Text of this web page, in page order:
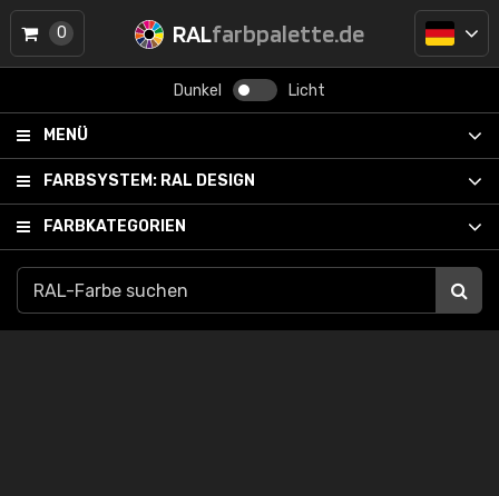
RALfarbpalette.de
Dunkel Licht
MENÜ
FARBSYSTEM: RAL DESIGN
FARBKATEGORIEN
0